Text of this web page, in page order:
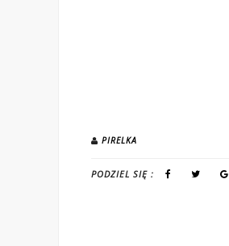
PIRELKA
PODZIEL SIĘ :